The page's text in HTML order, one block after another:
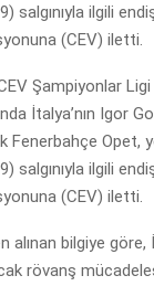
salgınıyla ilgili
(CEV) iletti.
Şampiyonlar
İtalya’nın Igor
Fenerbahçe Opet,
salgınıyla ilgili
(CEV) iletti.
alınan bilgiye göre,
rövanş